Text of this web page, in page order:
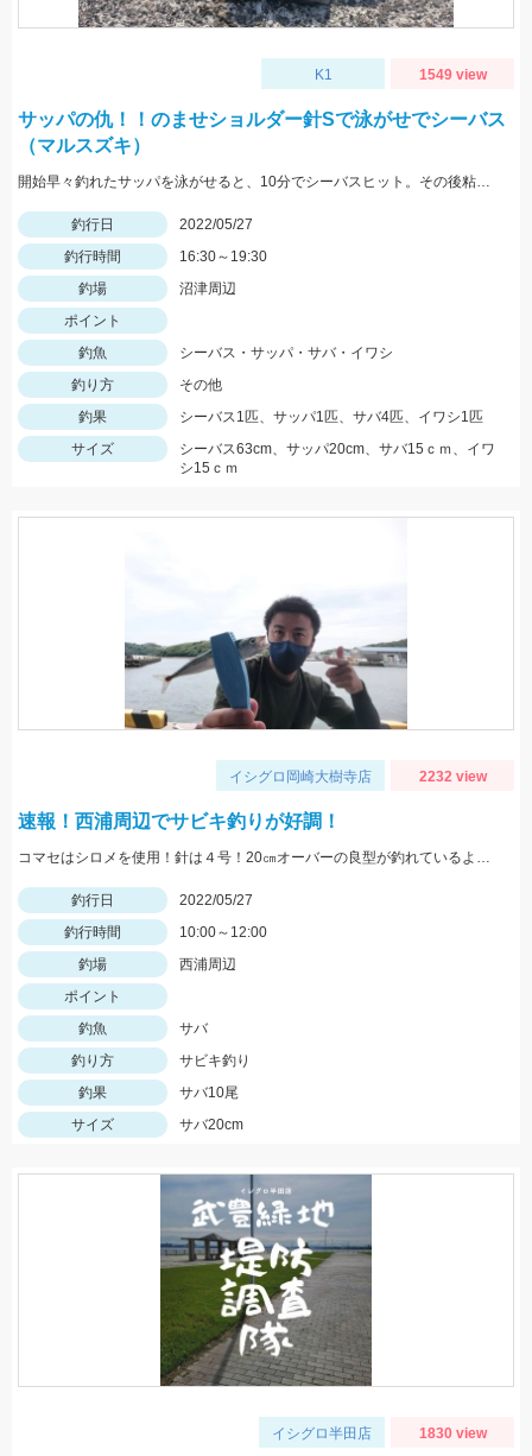
K1 1549 view
サッパの仇！！のませショルダー針Sで泳がせでシーバス
（マルスズキ）
開始早々釣れたサッパを泳がせると、10分でシーバスヒット。その後粘るも肝心のアオリイカが釣れない。
釣行日
2022/05/27
釣行時間
16:30～19:30
釣場
沼津周辺
ポイント
釣魚
シーバス・サッパ・サバ・イワシ
釣り方
その他
釣果
シーバス1匹、サッパ1匹、サバ4匹、イワシ1匹
サイズ
シーバス63cm、サッパ20cm、サバ15ｃｍ、イワ
シ15ｃｍ
イシグロ岡崎大樹寺店 2232 view
速報！西浦周辺でサビキ釣りが好調！
コマセはシロメを使用！針は４号！20㎝オーバーの良型が釣れているようです！
釣行日
2022/05/27
釣行時間
10:00～12:00
釣場
西浦周辺
ポイント
釣魚
サバ
釣り方
サビキ釣り
釣果
サバ10尾
サイズ
サバ20cm
イシグロ半田店 1830 view